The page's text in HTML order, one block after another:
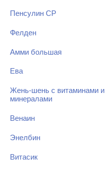
Пенсулин СР
Фелден
Амми большая
Ева
Жень-шень с витаминами и
минералами
Венаин
Энелбин
Витасик